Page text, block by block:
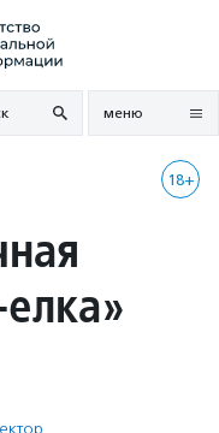
меню
18+